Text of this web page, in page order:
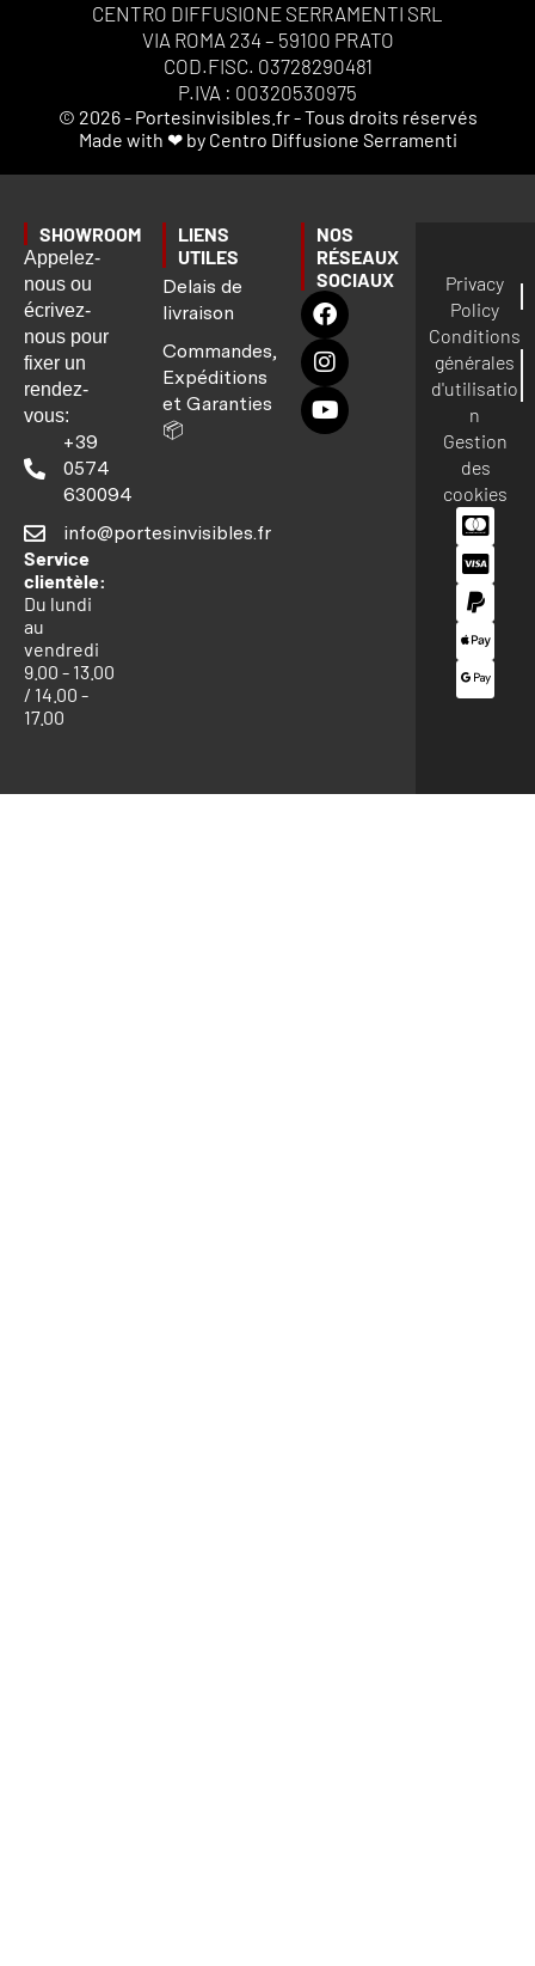
CENTRO DIFFUSIONE SERRAMENTI SRL
VIA ROMA 234 – 59100 PRATO
COD.FISC. 03728290481
P.IVA : 00320530975
© 2026 - Portesinvisibles.fr - Tous droits réservés
Made with ❤ by Centro Diffusione Serramenti
SHOWROOM
Appelez-
nous ou
écrivez-
nous pour
fixer un
rendez-
vous:
+39
0574
630094
info@portesinvisibles.fr
Service
clientèle:
Du lundi
au
vendredi
9.00 - 13.00
/ 14.00 -
17.00
LIENS
UTILES
Delais de
livraison
Commandes,
Expéditions
et Garanties
📦
NOS
RÉSEAUX
SOCIAUX
Privacy
Policy
Conditions
générales
d'utilisatio
n
Gestion
des
cookies